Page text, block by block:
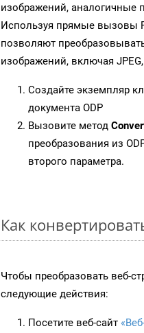
изображений, аналогичные
Используя прямые вызовы
позволяют
изображений, включая JPEG,
Создайте экземпляр
документа ODP
Вызовите метод
преобразования из
второго параметра.
Как
Чтобы преобразовать веб-
следующие действия:
Посетите веб-сайт